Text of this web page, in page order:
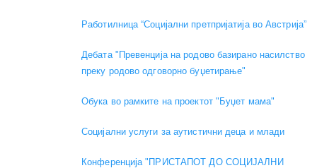
Работилница “Социјални претпријатија во Австрија”
Дебата "Превенција на родово базирано насилство
преку родово одговорно буџетирање"
Обука во рамките на проектот "Буџет мама"
Социјални услуги за аутистични деца и млади
Конференција "ПРИСТАПОТ ДО СОЦИЈАЛНИ